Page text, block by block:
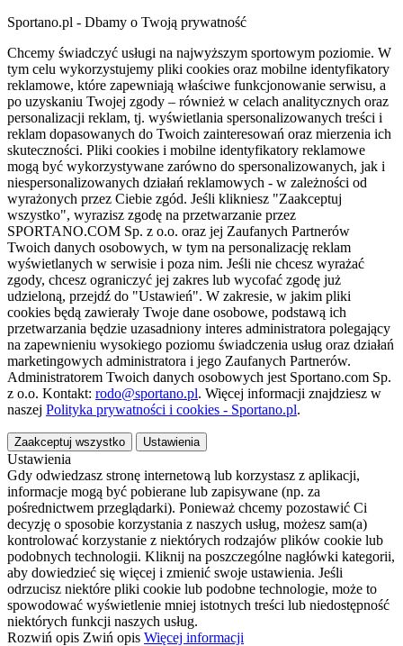
Sportano.pl - Dbamy o Twoją prywatność
Chcemy świadczyć usługi na najwyższym sportowym poziomie. W
tym celu wykorzystujemy pliki cookies oraz mobilne identyfikatory
reklamowe, które zapewniają właściwe funkcjonowanie serwisu, a
po uzyskaniu Twojej zgody – również w celach analitycznych oraz
personalizacji reklam, tj. wyświetlania spersonalizowanych treści i
reklam dopasowanych do Twoich zainteresowań oraz mierzenia ich
skuteczności. Pliki cookies i mobilne identyfikatory reklamowe
mogą być wykorzystywane zarówno do spersonalizowanych, jak i
niespersonalizowanych działań reklamowych - w zależności od
wyrażonych przez Ciebie zgód. Jeśli klikniesz "Zaakceptuj
wszystko", wyrazisz zgodę na przetwarzanie przez
SPORTANO.COM Sp. z o.o. oraz jej Zaufanych Partnerów
Twoich danych osobowych, w tym na personalizację reklam
wyświetlanych w serwisie i poza nim. Jeśli nie chcesz wyrażać
zgody, chcesz ograniczyć jej zakres lub wycofać zgodę już
udzieloną, przejdź do "Ustawień". W zakresie, w jakim pliki
cookies będą zawierały Twoje dane osobowe, podstawą ich
przetwarzania będzie uzasadniony interes administratora polegający
na zapewnieniu wysokiego poziomu świadczenia usług oraz działań
marketingowych administratora i jego Zaufanych Partnerów.
Administratorem Twoich danych osobowych jest Sportano.com Sp.
z o.o. Kontakt: rodo@sportano.pl. Więcej informacji znajdziesz w
naszej Polityka prywatności i cookies - Sportano.pl.
Zaakceptuj wszystko Ustawienia
Ustawienia
Gdy odwiedzasz stronę internetową lub korzystasz z aplikacji,
informacje mogą być pobierane lub zapisywane (np. za
pośrednictwem przeglądarki). Ponieważ chcemy pozostawić Ci
decyzję o sposobie korzystania z naszych usług, możesz sam(a)
kontrolować korzystanie z niektórych rodzajów plików cookie lub
podobnych technologii. Kliknij na poszczególne nagłówki kategorii,
aby dowiedzieć się więcej i zmienić swoje ustawienia. Jeśli
odrzucisz niektóre pliki cookie lub podobne technologie, może to
spowodować wyświetlenie mniej istotnych treści lub niedostępność
niektórych funkcji naszych usług.
Rozwiń opis Zwiń opis Więcej informacji